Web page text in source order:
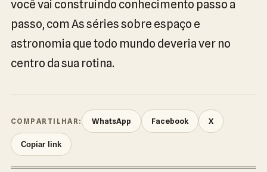
você vai construindo conhecimento passo a
passo, com As séries sobre espaço e
astronomia que todo mundo deveria ver no
centro da sua rotina.
COMPARTILHAR: WhatsApp Facebook X
Copiar link